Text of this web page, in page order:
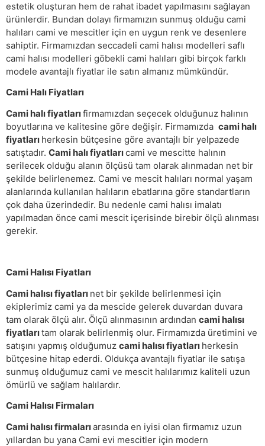
estetik oluşturan hem de rahat ibadet yapılmasını sağlayan
ürünlerdir. Bundan dolayı firmamızın sunmuş olduğu cami
halıları cami ve mescitler için en uygun renk ve desenlere
sahiptir. Firmamızdan seccadeli cami halısı modelleri saflı
cami halısı modelleri göbekli cami halıları gibi birçok farklı
modele avantajlı fiyatlar ile satın almanız mümkündür.
Cami Halı Fiyatları
Cami halı fiyatlarıfirmamızdan seçecek olduğunuz halının
boyutlarına ve kalitesine göre değişir. Firmamızda cami halı
fiyatları herkesin bütçesine göre avantajlı bir yelpazede
satıştadır. Cami halı fiyatlarıcami ve mescitte halının
serilecek olduğu alanın ölçüsü tam olarak alınmadan net bir
şekilde belirlenemez. Cami ve mescit halıları normal yaşam
alanlarında kullanılan halıların ebatlarına göre standartların
çok daha üzerindedir. Bu nedenle cami halısı imalatı
yapılmadan önce cami mescit içerisinde birebir ölçü alınması
gerekir.
Cami Halısı Fiyatları
Cami halısı fiyatları net bir şekilde belirlenmesi için
ekiplerimiz cami ya da mescide gelerek duvardan duvara
tam olarak ölçü alır. Ölçü alınmasının ardından cami halısı
fiyatlarıtam olarak belirlenmiş olur. Firmamızda üretimini ve
satışını yapmış olduğumuz cami halısı fiyatları herkesin
bütçesine hitap ederdi. Oldukça avantajlı fiyatlar ile satışa
sunmuş olduğumuz cami ve mescit halılarımız kaliteli uzun
ömürlü ve sağlam halılardır.
Cami Halısı Firmaları
Cami halısı firmalarıarasında en iyisi olan firmamız uzun
yıllardan bu yana Cami evi mescitler için modern